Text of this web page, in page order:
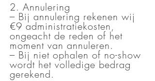
2. Annulering
– Bij annulering rekenen wij
€9 administratiekosten,
ongeacht de reden of het
moment van annuleren.
– Bij niet ophalen of no-show
wordt het volledige bedrag
gerekend.